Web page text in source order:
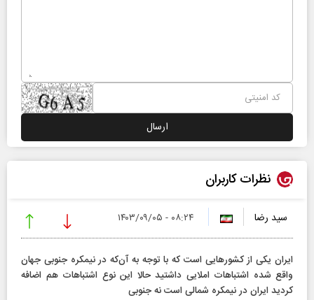
نظرات کاربران
سید رضا ۰۸:۲۴ - ۱۴۰۳/۰۹/۰۵
ایران یکی از کشورهایی است که با توجه به آن‌که در نیمکره جنوبی جهان
واقع شده اشتباهات املایی داشتید حالا این نوع اشتباهات هم اضافه
کردید ایران در نیمکره شمالی است نه جنوبی